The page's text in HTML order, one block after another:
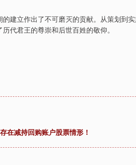
建立作出了不可磨灭的贡献。从策划到
代君王的尊崇和后世百姓的敬仰。
在减持回购账户股票情形！